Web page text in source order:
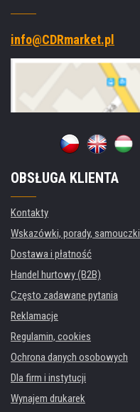
info@CDRmarket.pl
OBSŁUGA KLIENTA
Kontakty
Wskazówki, porady, samouczki
Dostawa i płatność
Handel hurtowy (B2B)
Często zadawane pytania
Reklamacje
Regulamin, cookies
Ochrona danych osobowych
Dla firm i instytucji
Wynajem drukarek